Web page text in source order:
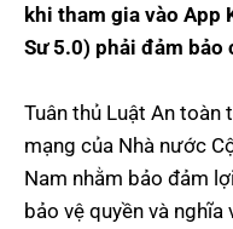
khi tham gia vào App
Sư 5.0) phải đảm bảo
Tuân thủ Luật An toàn
mạng của Nhà nước
Nam nhằm bảo đảm
bảo vệ quyền và